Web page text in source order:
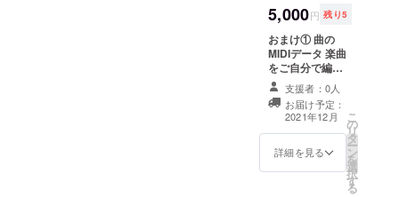
5,000円 残り5
おまけ① 曲の
MIDIデータ 楽曲
をご自分で編
曲・ミックスし
てみたい！とい
うコアでニッチ
な貴方へ。 ご希
望の楽曲1つを備
考欄に明記くだ
支援者：0人
お届け予定：
2021年12月
詳細を見る
こ
の
リ
タ
ー
ン
を
選
択
す
る